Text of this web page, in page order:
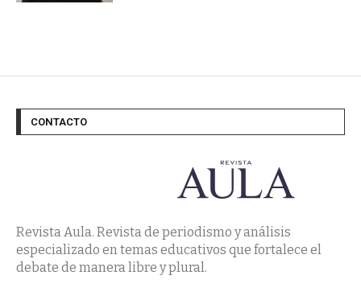
CONTACTO
Revista Aula. Revista de periodismo y análisis
especializado en temas educativos que fortalece el
debate de manera libre y plural.